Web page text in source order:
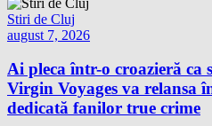
Stiri de Cluj
august 7, 2026
Ai pleca într-o croazieră ca
Virgin Voyages va relansa
dedicată fanilor true crime